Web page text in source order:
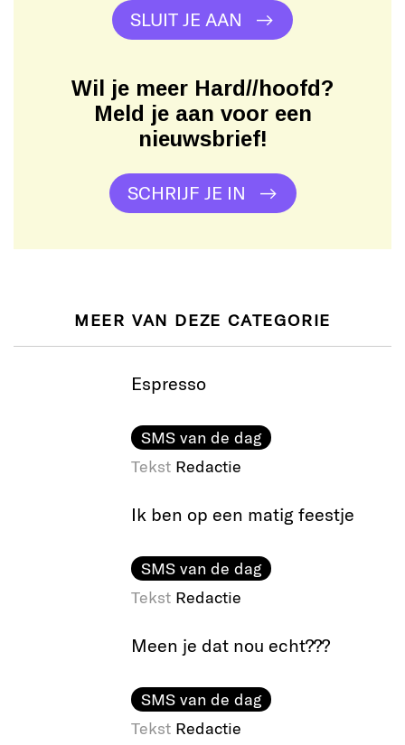
SLUIT JE AAN
Wil je meer Hard//hoofd?
Meld je aan voor een
nieuwsbrief!
SCHRIJF JE IN
MEER VAN DEZE CATEGORIE
Espresso
SMS van de dag
Tekst Redactie
Ik ben op een matig feestje
SMS van de dag
Tekst Redactie
Meen je dat nou echt???
SMS van de dag
Tekst Redactie